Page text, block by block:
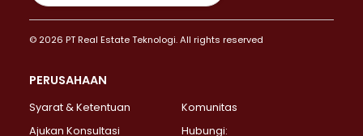
© 2026 PT Real Estate Teknologi. All rights reserved
PERUSAHAAN
Syarat & Ketentuan
Komunitas
Ajukan Konsultasi
Hubungi: